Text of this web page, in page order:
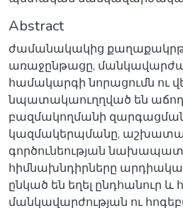
Abstract
ժամանակակից
առաջընթացը,
համակարգի նորացումն ու
նպատակաուղղված են աճող
բազմակողմանի
կազմակերպմանը,
գործունեության
հիմնախնդիրները
ընկած են եղել ընդհանուր և
մանկավարժության ու